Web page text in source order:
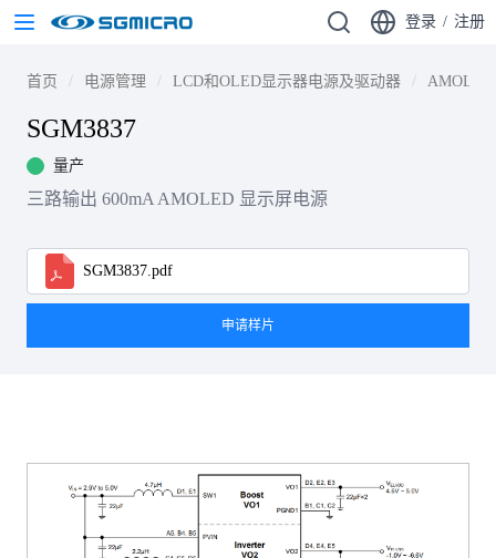
登录 / 注册
首页 电源管理 LCD和OLED显示器电源及驱动器
SGM3837
量产
三路输出 600mA AMOLED 显示屏电源
SGM3837.pdf
申请样片